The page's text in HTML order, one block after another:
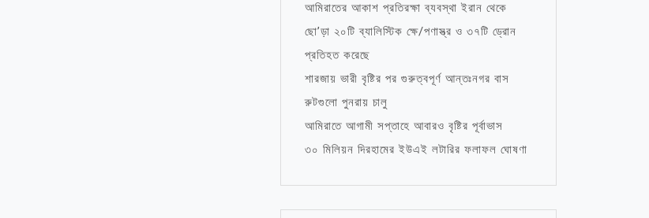
আমিরাতের আকাশ প্রতিরক্ষা ব্যবস্থা ইরান থেকে
ছো’ড়া ২০টি ব্যালিস্টিক ক্ষে/পণাস্ত্র ও ৩৭টি ড্রোন
প্রতিহত করেছে
শারজায় ভারী বৃষ্টির পর গুরুত্বপূর্ণ আন্তঃনগর বাস
রুটগুলো পুনরায় চালু
আমিরাতে আগামী সপ্তাহে আবারও বৃষ্টির পূর্বাভাস
৩০ মিলিয়ন দিরহামের ইউএই লটারির ফলাফল ঘোষণা